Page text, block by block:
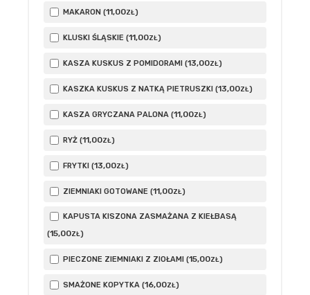
MAKARON (11,00ZŁ)
KLUSKI ŚLĄSKIE (11,00ZŁ)
KASZA KUSKUS Z POMIDORAMI (13,00ZŁ)
KASZKA KUSKUS Z NATKĄ PIETRUSZKI (13,00ZŁ)
KASZA GRYCZANA PALONA (11,00ZŁ)
RYŻ (11,00ZŁ)
FRYTKI (13,00ZŁ)
ZIEMNIAKI GOTOWANE (11,00ZŁ)
KAPUSTA KISZONA ZASMAŻANA Z KIEŁBASĄ
(15,00ZŁ)
PIECZONE ZIEMNIAKI Z ZIOŁAMI (15,00ZŁ)
SMAŻONE KOPYTKA (16,00ZŁ)